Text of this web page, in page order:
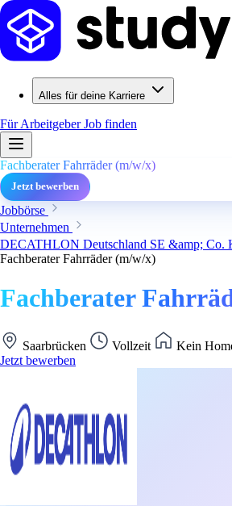
Alles für deine Karriere
Für ArbeitgeberJob finden
Fachberater Fahrräder (m/w/x)
Jetzt bewerben
Jobbörse
Unternehmen
DECATHLON Deutschland SE &amp; Co.
Fachberater Fahrräder (m/w/x)
Fachberater
Saarbrücken Vollzeit
Kein
Jetzt bewerben